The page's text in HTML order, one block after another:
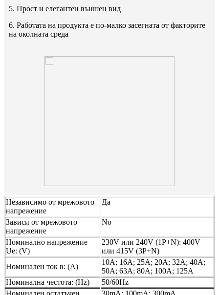
5. Прост и елегантен външен вид
6. Работата на продукта е по-малко засегната от факторите
на околната среда
Независимо от мрежовото
напрежение
Да
Зависи от мрежовото
напрежение
No
Номинално напрежение
Ue: (V)
230V или 240V (1P+N): 400V
или 415V (3P+N)
Номинален ток в: (A)
10А; 16А; 25А; 20А; 32А; 40А;
50А; 63А; 80А; 100А; 125А
Номинална честота: (Hz)
50/60Hz
Номинален остатъчен
30mA; 100mA; 300mA